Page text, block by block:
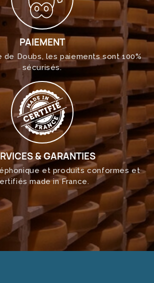
PAIEMENT
de Doubs, les paiements sont 100%
sécurisés.
& GARANTIES
et produits conformes et
made in France.